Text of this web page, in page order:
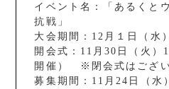
イベント名：「あるくと
抗戦」
大会期間：12月１日（水
開会式：11月30日（火
開催） ※閉会式はござ
募集期間：11月24日（水